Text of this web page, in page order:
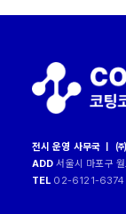
전시 운영 사무국 ㅣ
ADD 서울시 마포구
TEL 02-6121-6374